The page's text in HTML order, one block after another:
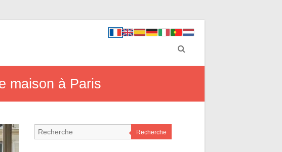
maison à Paris
Recherche